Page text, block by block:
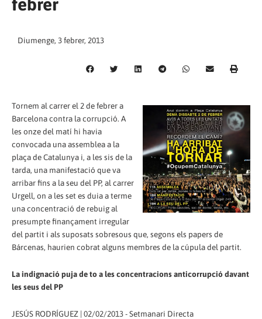
febrer
Diumenge, 3 febrer, 2013
Tornem al carrer el 2 de febrer a
Barcelona contra la corrupció. A
les onze del matí hi havia
convocada una assemblea a la
plaça de Catalunya i, a les sis de la
tarda, una manifestació que va
arribar fins a la seu del PP, al carrer
Urgell, on a les set es duia a terme
una concentració de rebuig al
presumpte finançament irregular
del partit i als suposats sobresous que, segons els papers de
Bárcenas, haurien cobrat alguns membres de la cúpula del partit.
La indignació puja de to a les concentracions anticorrupció davant
les seus del PP
JESÚS RODRÍGUEZ | 02/02/2013 - Setmanari Directa